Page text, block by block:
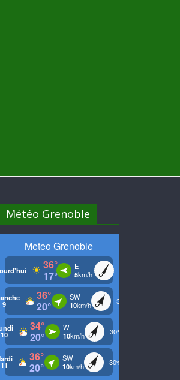
Météo Grenoble